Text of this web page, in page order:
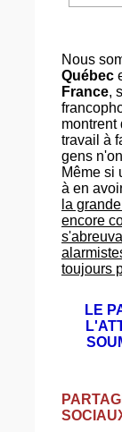
Nous
Québec
France,
montrent
travail à
gens
Même si
à en
la
encore
toujours
LE